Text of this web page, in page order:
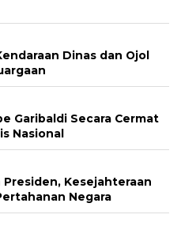
Dinas dan Ojol
Garibaldi Secara Cermat
Nasional
Kesejahteraan
Negara